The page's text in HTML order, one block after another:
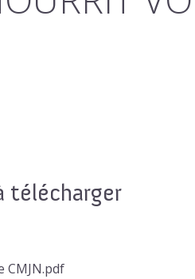
télécharger
CMJN.pdf